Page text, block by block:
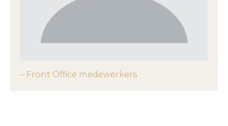
– Front Office medewerkers